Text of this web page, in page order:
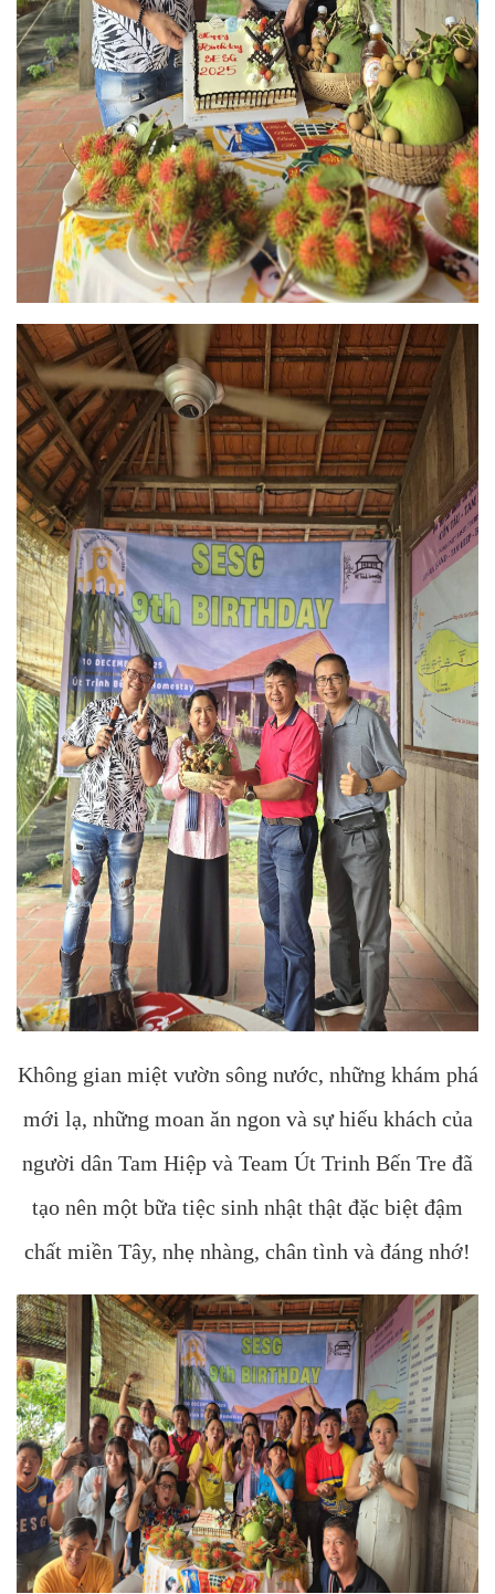
Không gian miệt vườn sông nước, những khám phá
mới lạ, những moan ăn ngon và sự hiếu khách của
người dân Tam Hiệp và Team Út Trinh Bến Tre đã
tạo nên một bữa tiệc sinh nhật thật đặc biệt đậm
chất miền Tây, nhẹ nhàng, chân tình và đáng nhớ!